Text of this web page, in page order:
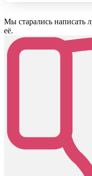
Мы старались написать
её.